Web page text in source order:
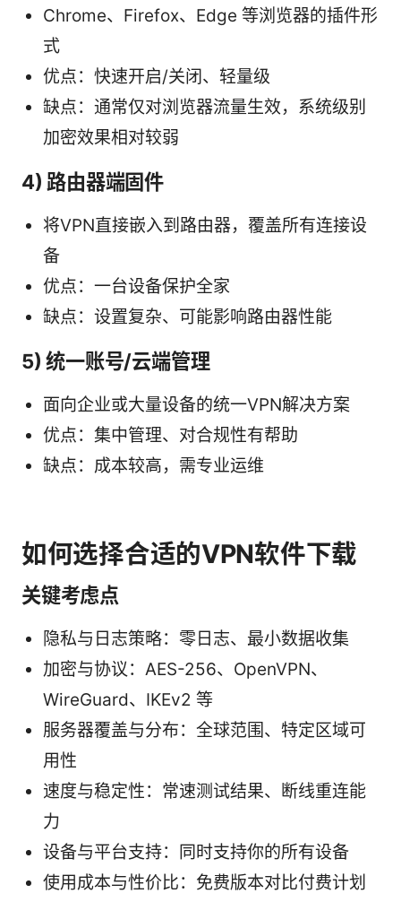
Chrome、Firefox、Edge 等浏览器的插件形
式
优点：快速开启/关闭、轻量级
缺点：通常仅对浏览器流量生效，系统级别
加密效果相对较弱
4) 路由器端固件
将VPN直接嵌入到路由器，覆盖所有连接设
备
优点：一台设备保护全家
缺点：设置复杂、可能影响路由器性能
5) 统一账号/云端管理
面向企业或大量设备的统一VPN解决方案
优点：集中管理、对合规性有帮助
缺点：成本较高，需专业运维
如何选择合适的VPN软件下载
关键考虑点
隐私与日志策略：零日志、最小数据收集
加密与协议：AES-256、OpenVPN、
WireGuard、IKEv2 等
服务器覆盖与分布：全球范围、特定区域可
用性
速度与稳定性：常速测试结果、断线重连能
力
设备与平台支持：同时支持你的所有设备
使用成本与性价比：免费版本对比付费计划